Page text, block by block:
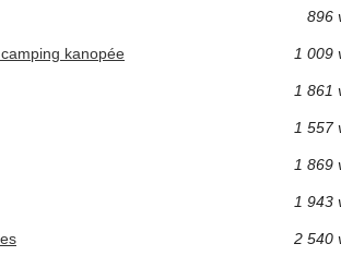
896
kanopée 1 009
1 861
1 557
1 869
1 943
2 540